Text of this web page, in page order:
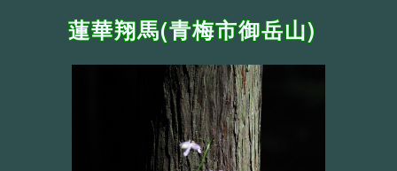
蓮華翔馬(青梅市御岳山)